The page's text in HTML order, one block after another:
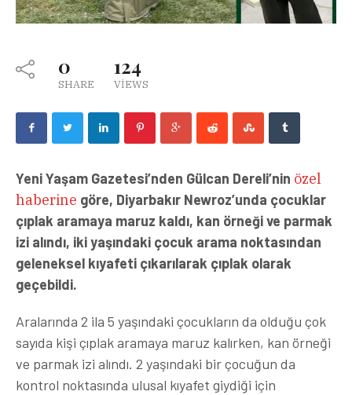
0
SHARE
124
VIEWS
Yeni Yaşam Gazetesi’nden Gülcan Dereli’nin özel
haberine göre, Diyarbakır Newroz’unda çocuklar
çıplak aramaya maruz kaldı, kan örneği ve parmak
izi alındı, iki yaşındaki çocuk arama noktasından
geleneksel kıyafeti çıkarılarak çıplak olarak
geçebildi.
Aralarında 2 ila 5 yaşındaki çocukların da olduğu çok
sayıda kişi çıplak aramaya maruz kalırken, kan örneği
ve parmak izi alındı. 2 yaşındaki bir çocuğun da
kontrol noktasında ulusal kıyafet giydiği için